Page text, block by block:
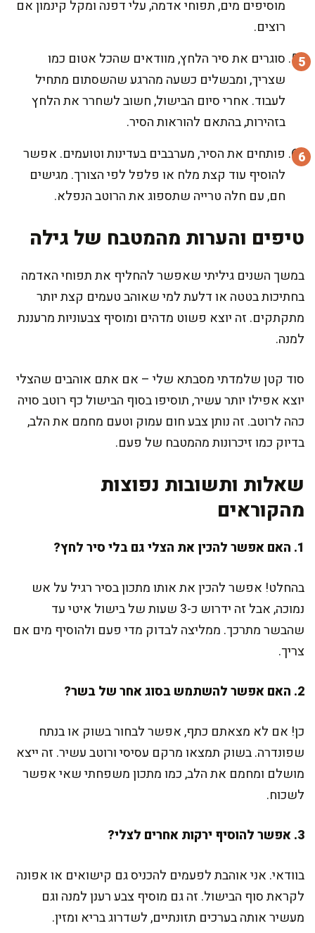
מוסיפים מים, תפוחי אדמה, עלי דפנה ומקל קינמון אם
רוצים.
סוגרים את סיר הלחץ, מוודאים שהכל אטום כמו
שצריך, ומבשלים כשעה מהרגע שהשסתום מתחיל
לעבוד. אחרי סיום הבישול, חשוב לשחרר את הלחץ
בזהירות, בהתאם להוראות הסיר.
פותחים את הסיר, מערבבים בעדינות וטועמים. אפשר
להוסיף עוד קצת מלח או פלפל לפי הצורך. מגישים
חם, עם חלה טרייה שתספוג את הרוטב הנפלא.
טיפים והערות מהמטבח של גילה
במשך השנים גיליתי שאפשר להחליף את תפוחי האדמה
בחתיכות בטטה או דלעת למי שאוהב טעמים קצת יותר
מתקתקים. זה יוצא פשוט מדהים ומוסיף צבעוניות מרעננת
למנה.
סוד קטן שלמדתי מסבתא שלי – אם אתם אוהבים שהצלי
יוצא אפילו יותר עשיר, תוסיפו בסוף הבישול כף רוטב סויה
כהה לרוטב. זה נותן צבע חום עמוק וטעם מחמם את הלב,
בדיוק כמו זיכרונות מהמטבח של פעם.
שאלות ותשובות נפוצות
מהקוראים
1. האם אפשר להכין את הצלי גם בלי סיר לחץ?
בהחלט! אפשר להכין את אותו מתכון בסיר רגיל על אש
נמוכה, אבל זה ידרוש כ-3 שעות של בישול איטי עד
שהבשר מתרכך. ממליצה לבדוק מדי פעם ולהוסיף מים אם
צריך.
2. האם אפשר להשתמש בסוג אחר של בשר?
כן! אם לא מצאתם כתף, אפשר לבחור בשוק או בנתח
שפונדרה. בשוק תמצאו מרקם עסיסי ורוטב עשיר. זה ייצא
מושלם ומחמם את הלב, כמו מתכון משפחתי שאי אפשר
לשכוח.
3. אפשר להוסיף ירקות אחרים לצלי?
בוודאי. אני אוהבת לפעמים להכניס גם קישואים או אפונה
לקראת סוף הבישול. זה גם מוסיף צבע רענן למנה וגם
מעשיר אותה בערכים תזונתיים, לשדרוג בריא ומזין.